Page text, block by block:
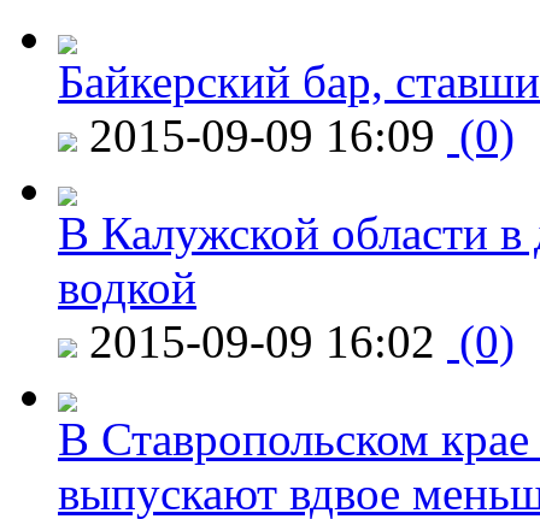
Байкерский бар,
2015-09-09 16:09 (0)
В Калужской области в
водкой
2015-09-09 16:02 (0)
В Ставропольском
выпускают вдвое